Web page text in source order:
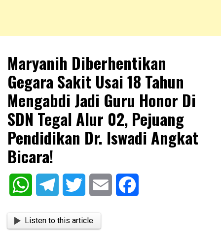
NKRIPOST
Maryanih Diberhentikan
Gegara Sakit Usai 18 Tahun
Mengabdi Jadi Guru Honor Di
SDN Tegal Alur 02, Pejuang
Pendidikan Dr. Iswadi Angkat
Bicara!
WhatsAppTelegram Twitter Email
Listen to this article